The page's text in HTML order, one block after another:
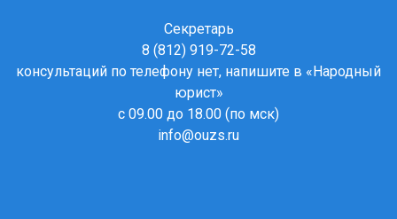
Секретарь
8 (812) 919-72-58
консультаций по телефону нет, напишите в «Народный
юрист»
с 09.00 до 18.00 (по мск)
info@ouzs.ru